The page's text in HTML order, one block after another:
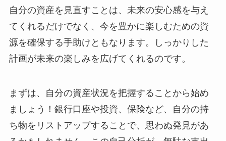
自分の資産を見直すことは、未来の安心感を与え
てくれるだけでなく、今を豊かに楽しむための資
源を確保する手助けともなります。しっかりした
計画が未来の楽しみを広げてくれるのです。
まずは、自分の資産状況を把握することから始め
ましょう！銀行口座や投資、保険など、自分の持
ち物をリストアップすることで、思わぬ発見があ